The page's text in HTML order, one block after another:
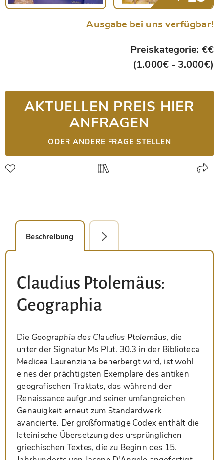
Ausgabe bei uns verfügbar!
Preiskategorie: €€
(1.000€ - 3.000€)
AKTUELLEN PREIS HIER
ANFRAGEN
ODER ANDERE FRAGE STELLEN
Beschreibung Faksimile-Editionen (1)
Claudius Ptolemäus:
Geographia
Die Geographia des Claudius Ptolemäus, die
unter der Signatur Ms Plut. 30.3 in der Biblioteca
Medicea Laurenziana beherbergt wird, ist wohl
eines der prächtigsten Exemplare des antiken
geografischen Traktats, das während der
Renaissance aufgrund seiner umfangreichen
Genauigkeit erneut zum Standardwerk
avancierte. Der großformatige Codex enthält die
lateinische Übersetzung des ursprünglichen
griechischen Textes, die zu Beginn des 15.